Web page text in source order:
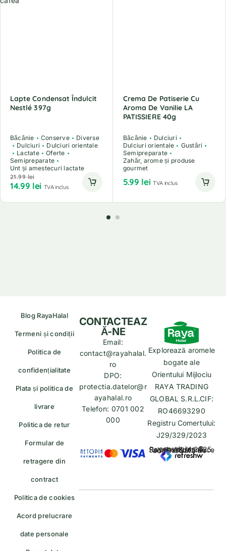
Lapte Condensat Îndulcit
Nestlé 397g
Băcănie Conserve
Diverse
Dulciuri
Dulciuri orientale
Lactate
Oferte
Semipreparate
Unt și amestecuri lactate
21.99lei
14.99 lei TVA inclus
Crema De Patiserie Cu
Aroma De Vanilie LA
PATISSIERE 40g
Băcănie
Dulciuri
Dulciuri orientale
Gustări
Semipreparate
Zahăr, arome și produse
gourmet
5.99 lei TVA inclus
Blog RayaHalal
Termeni și condiții
Politica de
confidențialitate
Plata și politica de
livrare
Politica de retur
Formular de
retragere din
contract
Politica de cookies
Acord prelucrare
date personale
Explorează aromele
bogate ale
Orientului Mijlociu
RAYA TRADING
GLOBAL S.R.L.CIF:
RO46693290
Registru Comertului:
J29/329/2023
copyrights © Rayahalal.ro 2025. Soluție eCommerce administrată de
CONTACTEAZ
Ă-NE
Email:
contact@rayahalal.
ro
DPO:
protectia.datelor@r
ayahalal.ro
Telefon: 0701 002
000